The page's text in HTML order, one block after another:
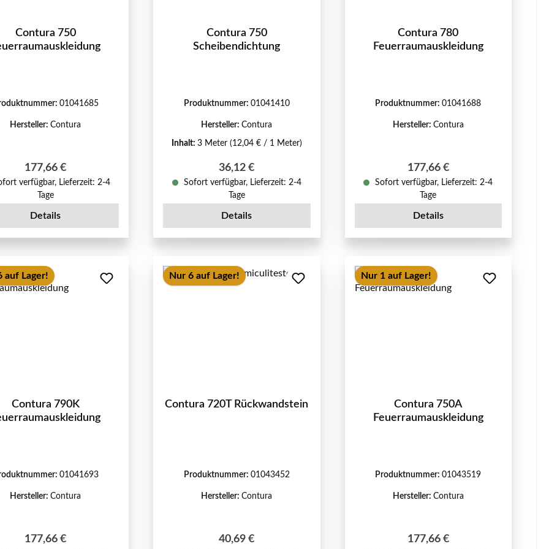
Contura 750
01041685
Hersteller:Contura
Regulärer Preis:
177,66 €
verfügbar, Lieferzeit: 2-4
Tage
Details
Contura 750
Scheibendichtung
Produktnummer: 01041410
Hersteller:Contura
Inhalt: 3 Meter (12,04 € / 1 Meter)
Regulärer Preis:
36,12 €
Sofort verfügbar, Lieferzeit: 2-4
Tage
Details
Contura 780
Feuerraumauskleidung
Produktnummer:01041688
Hersteller: Contura
Regulärer Preis:
177,66 €
Sofort verfügbar, Lieferzeit: 2-4
Tage
Details
auf Lager!
Contura 790K
01041693
Hersteller:Contura
Regulärer Preis:
177,66 €
Nur 6 auf Lager!
Contura 720T Rückwandstein
Produktnummer: 01043452
Hersteller:Contura
Regulärer Preis:
40,69 €
Nur 1 auf Lager!
Contura 750A
Feuerraumauskleidung
Produktnummer:01043519
Hersteller: Contura
Regulärer Preis:
177,66 €